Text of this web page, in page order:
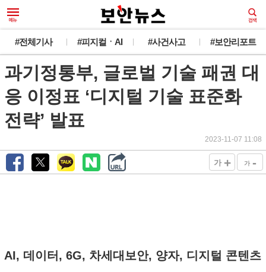
#전체기사 #피지컬ㆍAI #사건사고 #보안리포트
과기정통부, 글로벌 기술 패권 대
응 이정표 ‘디지털 기술 표준화
전략’ 발표
2023-11-07 11:08
가 + 가 -
AI, 데이터, 6G, 차세대보안, 양자, 디지털 콘텐츠